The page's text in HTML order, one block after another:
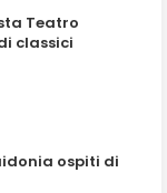
Teatro
classici
ospiti di